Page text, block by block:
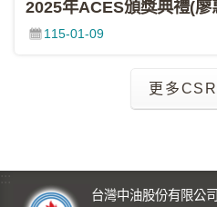
2025年ACES頒獎典禮(
115-01-09
更多
台灣中油股份有限公